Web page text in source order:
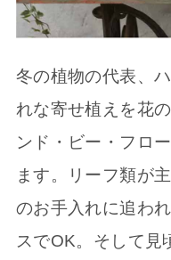
冬の植物の代表、
れな寄せ植えを花
ンド・ビー・フロ
ます。リーフ類が
のお手入れに追わ
スでOK。そして見